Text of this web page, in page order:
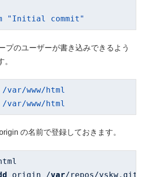
"Initial commit"
プのユーザーが書き込みできるよう
var/www/html
/var/www/html
の名前で登録しておきます。
origin /var/repos/yskw.git